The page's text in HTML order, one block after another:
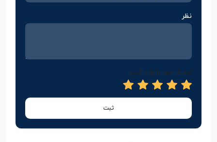
نظر
امتیاز خود را وارد کنید
ثبت